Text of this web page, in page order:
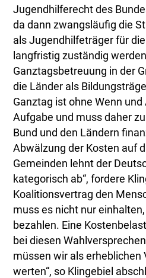
Jugendhilferecht des
da dann zwangsläufig die
als Jugendhilfeträger für
langfristig zuständig
Ganztagsbetreuung in der
die Länder als
Ganztag ist ohne Wenn
Aufgabe und muss daher
Bund und den Ländern
Abwälzung der Kosten auf
Gemeinden lehnt der
kategorisch ab“, fordere
Koalitionsvertrag den
muss es nicht nur
bezahlen. Eine
bei diesen
müssen wir als erheblichen
werten“, so Klingebiel